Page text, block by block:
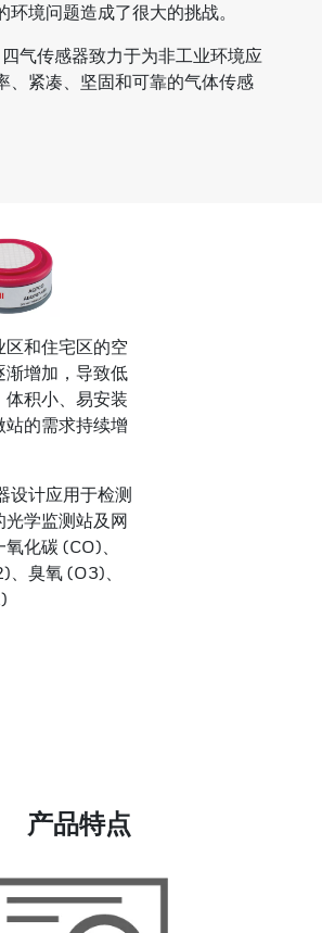
环境问题造成了很大的挑战。
气传感器致力于为非工业环境应
、紧凑、坚固和可靠的气体传感
区和住宅区的空
渐增加，导致低
体积小、易安装
站的需求持续增
设计应用于检测
光学监测站及网
化碳 (CO)、
臭氧 (O3)、
产品特点